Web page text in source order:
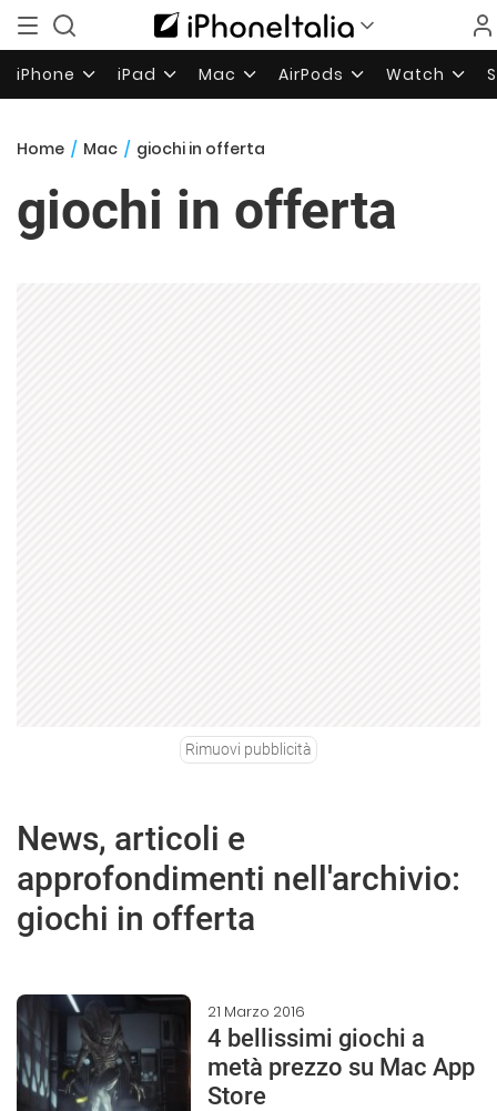
iPhone iPad Mac AirPods Watch
Home / Mac / giochi in offerta
giochi in offerta
Rimuovi pubblicità
News, articoli e
approfondimenti nell'archivio:
giochi in offerta
21 Marzo 2016
4 bellissimi giochi a
metà prezzo su Mac App
Store